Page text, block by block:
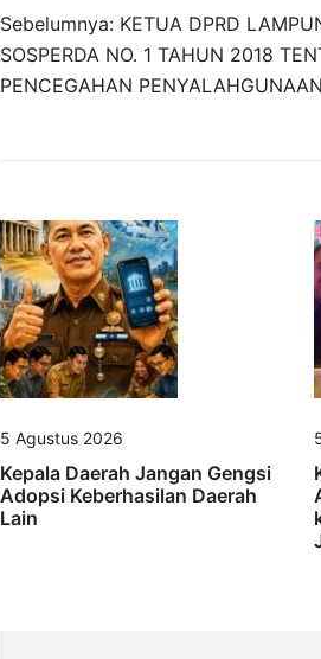
Navigasi
pos
Sebelumnya: KETUA DPRD
SOSPERDA NO. 1 TAHUN 2018
PENCEGAHAN
5 Agustus 2026
Kepala Daerah Jangan Gengsi
Adopsi Keberhasilan Daerah
Lain